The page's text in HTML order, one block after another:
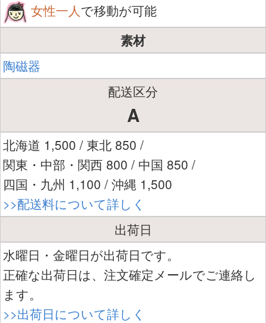
女性一人で移動が可能
素材
陶磁器
配送区分
A
北海道 1,500 / 東北 850 /
関東・中部・関西 800 / 中国 850 /
四国・九州 1,100 / 沖縄 1,500
>>配送料について詳しく
出荷日
水曜日・金曜日が出荷日です。
正確な出荷日は、注文確定メールでご連絡し
ます。
>>出荷日について詳しく